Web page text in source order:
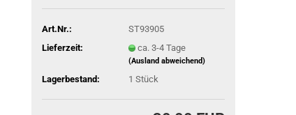
Art.Nr.:
ST93905
Lieferzeit:
ca. 3-4 Tage
(Ausland abweichend)
Lagerbestand: 1 Stück